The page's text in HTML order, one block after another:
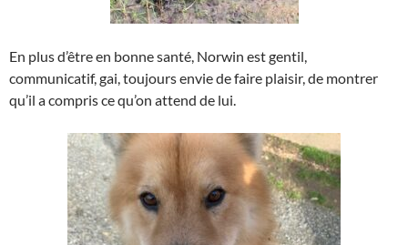
En plus d’être en bonne santé, Norwin est gentil,
communicatif, gai, toujours envie de faire plaisir, de montrer
qu’il a compris ce qu’on attend de lui.